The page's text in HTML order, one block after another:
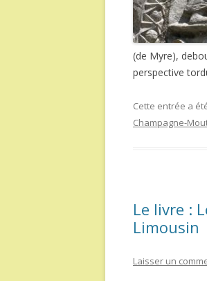
(de Myre),
perspective
Cette entrée a
Champagne-
Le livre :
Limousin
Laisser un